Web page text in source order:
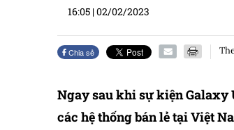
16:05 |02/02/2023
Chia sẻ
Ngay sau khi sự kiện
các hệ thống bán lẻ tại Việt